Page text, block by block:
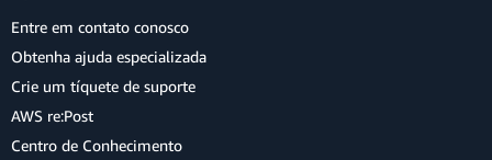
Entre em contato conosco
Obtenha ajuda especializada
Crie um tíquete de suporte
AWS re:Post
Centro de Conhecimento